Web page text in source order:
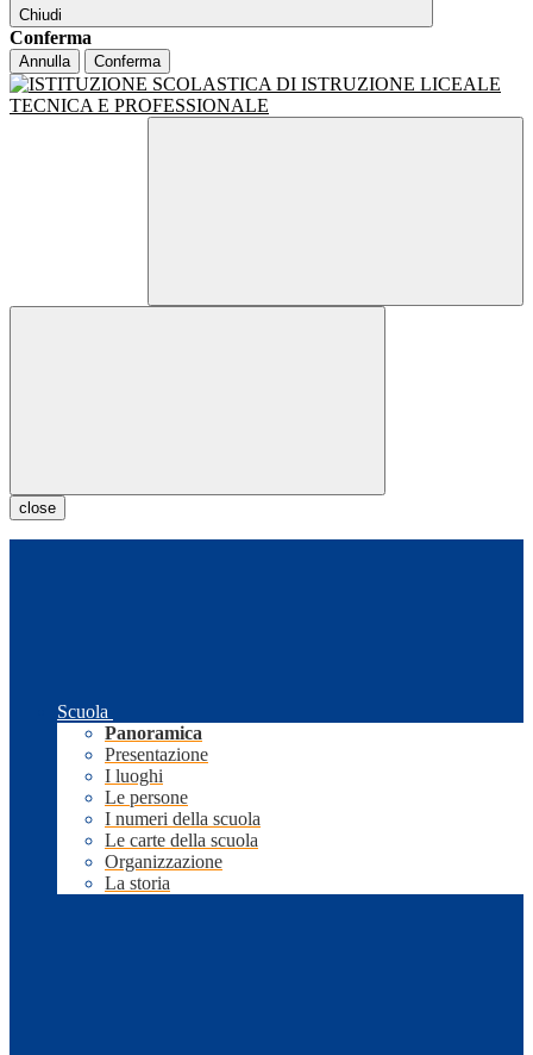
Chiudi
Conferma
Annulla Conferma
close
Scuola
Panoramica
Presentazione
I luoghi
Le persone
I numeri della scuola
Le carte della scuola
Organizzazione
La storia